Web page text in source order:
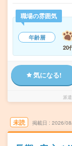
職場の雰囲気
年齢層
20
気になる!
派
未読 掲載日 2026/